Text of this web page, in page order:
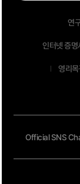
Official SNS
연
인터넷 증명
영리